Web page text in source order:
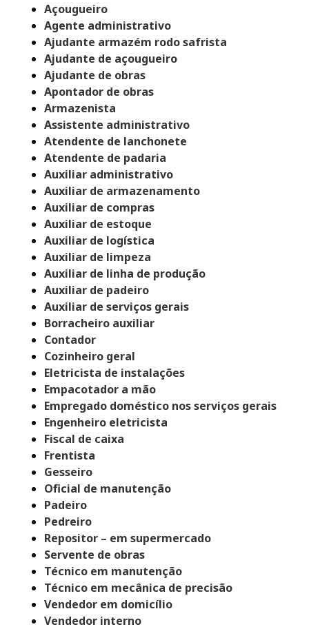
Açougueiro
Agente administrativo
Ajudante armazém rodo safrista
Ajudante de açougueiro
Ajudante de obras
Apontador de obras
Armazenista
Assistente administrativo
Atendente de lanchonete
Atendente de padaria
Auxiliar administrativo
Auxiliar de armazenamento
Auxiliar de compras
Auxiliar de estoque
Auxiliar de logística
Auxiliar de limpeza
Auxiliar de linha de produção
Auxiliar de padeiro
Auxiliar de serviços gerais
Borracheiro auxiliar
Contador
Cozinheiro geral
Eletricista de instalações
Empacotador a mão
Empregado doméstico nos serviços gerais
Engenheiro eletricista
Fiscal de caixa
Frentista
Gesseiro
Oficial de manutenção
Padeiro
Pedreiro
Repositor – em supermercado
Servente de obras
Técnico em manutenção
Técnico em mecânica de precisão
Vendedor em domicílio
Vendedor interno